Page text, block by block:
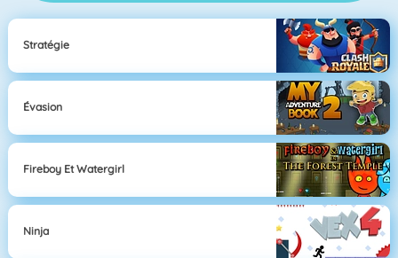
Stratégie
Évasion
Fireboy Et Watergirl
Ninja